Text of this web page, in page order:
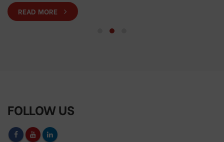
READ MORE
FOLLOW US